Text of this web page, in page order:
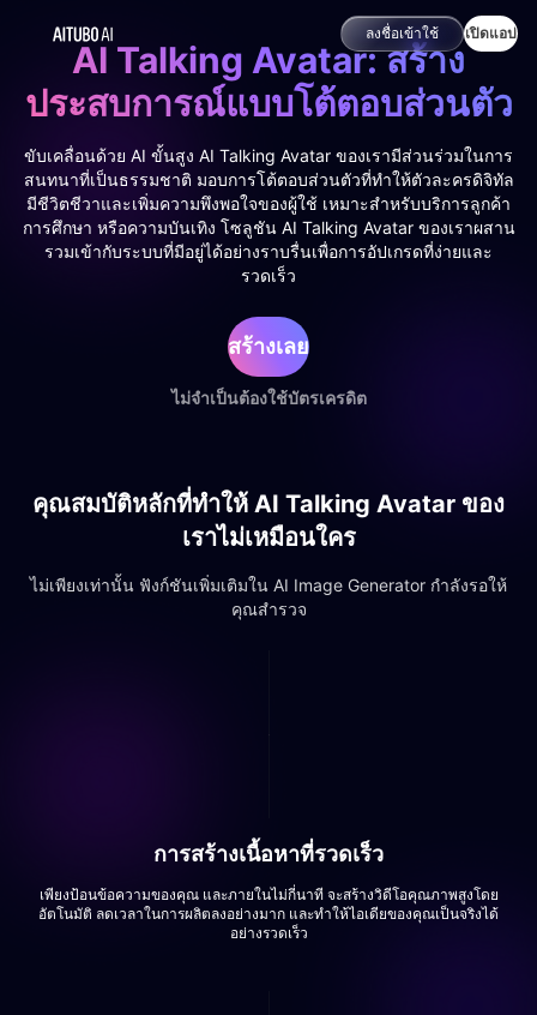
ลงชื่อเข้าใช้ เปิดแอป
AI Talking Avatar: สร้าง
ประสบการณ์แบบโต้ตอบส่วนตัว
ขับเคลื่อนด้วย AI ขั้นสูง AI Talking Avatar ของเรามีส่วนร่วมในการ
สนทนาที่เป็นธรรมชาติ มอบการโต้ตอบส่วนตัวที่ทำให้ตัวละครดิจิทัล
มีชีวิตชีวาและเพิ่มความพึงพอใจของผู้ใช้ เหมาะสำหรับบริการลูกค้า
การศึกษา หรือความบันเทิง โซลูชัน AI Talking Avatar ของเราผสาน
รวมเข้ากับระบบที่มีอยู่ได้อย่างราบรื่นเพื่อการอัปเกรดที่ง่ายและ
รวดเร็ว
สร้างเลย
ไม่จำเป็นต้องใช้บัตรเครดิต
คุณสมบัติหลักที่ทำให้ AI Talking Avatar ของ
เราไม่เหมือนใคร
ไม่เพียงเท่านั้น ฟังก์ชันเพิ่มเติมใน AI Image Generator กำลังรอให้
คุณสำรวจ
การสร้างเนื้อหาที่รวดเร็ว
เพียงป้อนข้อความของคุณ และภายในไม่กี่นาที จะสร้างวิดีโอคุณภาพสูงโดย
อัตโนมัติ ลดเวลาในการผลิตลงอย่างมาก และทำให้ไอเดียของคุณเป็นจริงได้
อย่างรวดเร็ว